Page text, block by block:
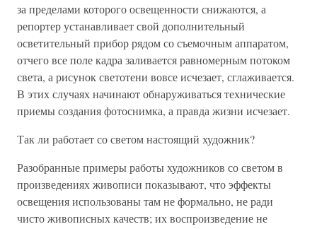
за пределами которого освещенности снижаются, а
репортер устанавливает свой дополнительный
осветительный прибор рядом со съемочным аппаратом,
отчего все поле кадра заливается равномерным потоком
света, а рисунок светотени вовсе исчезает, сглаживается.
В этих случаях начинают обнаруживаться технические
приемы создания фотоснимка, а правда жизни исчезает.
Так ли работает со светом настоящий художник?
Разобранные примеры работы художников со светом в
произведениях живописи показывают, что эффекты
освещения использованы там не формально, не ради
чисто живописных качеств; их воспроизведение не